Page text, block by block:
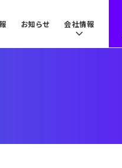
お知らせ
会社情報